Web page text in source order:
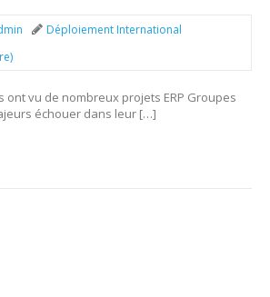
Déploiement International
ont vu de nombreux projets ERP Groupes
échouer dans leur […]